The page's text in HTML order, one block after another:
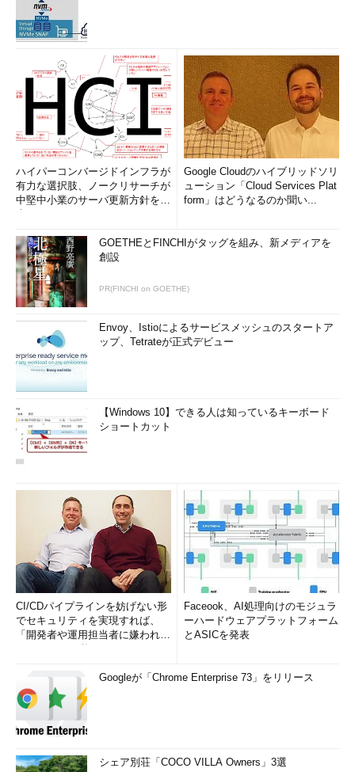
ハイパーコンバージドインフラが
有力な選択肢、ノークリサーチが
中堅中小業のサーバ更新方針を調
Google Cloudのハイブリッドソリ
ューション「Cloud Services Plat
form」はどうなるのか聞い...
GOETHEとFINCHIがタッグを組み、新メディアを
創設
PR(FINCHI on GOETHE)
Envoy、Istioによるサービスメッシュのスタートア
ップ、Tetrateが正式デビュー
【Windows 10】できる人は知っているキーボード
ショートカット
CI/CDパイプラインを妨げない形
でセキュリティを実現すれば、
「開発者や運用担当者に嫌われな
Faceook、AI処理向けのモジュラ
ーハードウェアプラットフォーム
とASICを発表
Googleが「Chrome Enterprise 73」をリリース
シェア別荘「COCO VILLA Owners」3選